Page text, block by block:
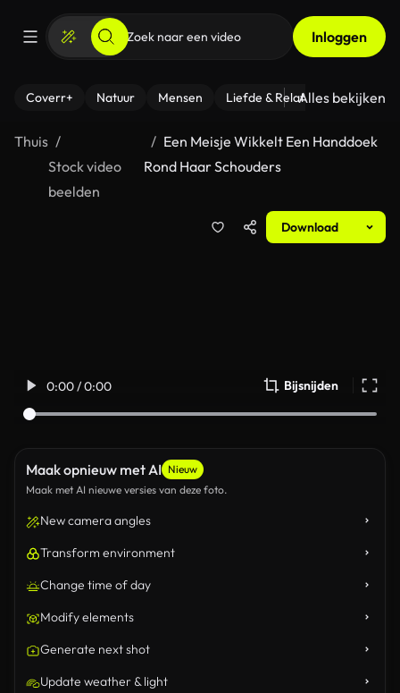
Inloggen
Coverr+ Natuur Mensen Liefde & Relaties - Fitness
Alles bekijken
Thuis
Stock video
beelden
Een Meisje Wikkelt Een Handdoek
Rond Haar Schouders
Download
0:00 / 0:00 Bijsnijden
Maak opnieuw met AI Nieuw
Maak met AI nieuwe versies van deze foto.
New camera angles
Transform environment
Change time of day
Modify elements
Generate next shot
Update weather & light